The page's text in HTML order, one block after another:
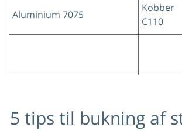
Aluminium 7075
Kobber
C110
5 tips til bukning af